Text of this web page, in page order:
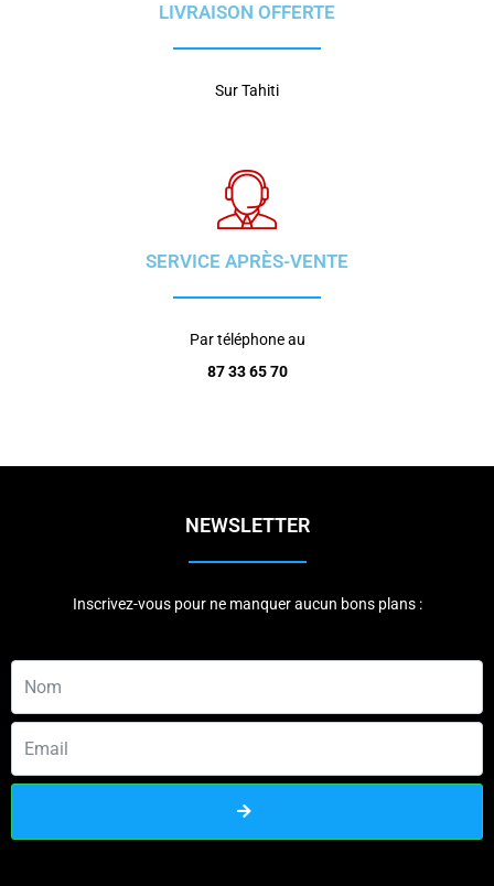
LIVRAISON OFFERTE
Sur Tahiti
SERVICE APRÈS-VENTE
Par téléphone au
87 33 65 70
NEWSLETTER
Inscrivez-vous pour ne manquer aucun bons plans :